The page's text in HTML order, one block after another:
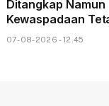
Ditangkap Namun
Kewaspadaan
07-08-2026 - 12.45